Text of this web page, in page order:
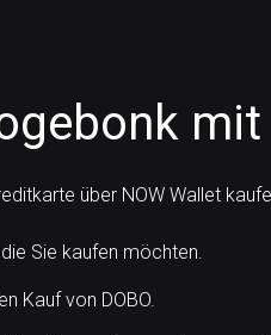
über NOW Wallet
Sie kaufen möchten.
Kauf von DOBO.